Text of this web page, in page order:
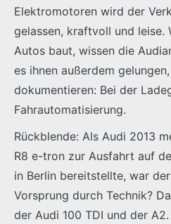
Elektromotoren wird der
gelassen, kraftvoll und leise.
Autos baut, wissen die
es ihnen außerdem
dokumentieren: Bei der
Fahrautomatisierung.
Rückblende: Als Audi 2013
R8 e-tron zur Ausfahrt auf
in Berlin bereitstellte, war
Vorsprung durch Technik?
der Audi 100 TDI und der